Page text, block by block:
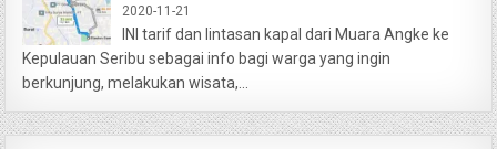
2020-11-21
INI tarif dan lintasan kapal dari Muara Angke ke
Kepulauan Seribu sebagai info bagi warga yang ingin
berkunjung, melakukan wisata,...